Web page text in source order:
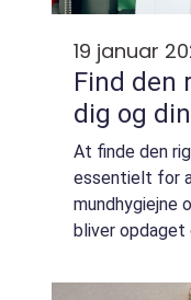
19 januar
Find
dig og
At finde den
essentielt for
mundhygiejne
bliver